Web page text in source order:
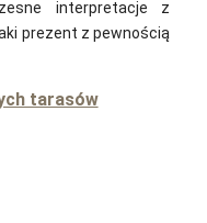
interpretacje z
prezent z pewnością
tarasów